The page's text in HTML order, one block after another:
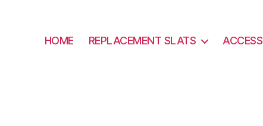
HOME REPLACEMENT SLATS